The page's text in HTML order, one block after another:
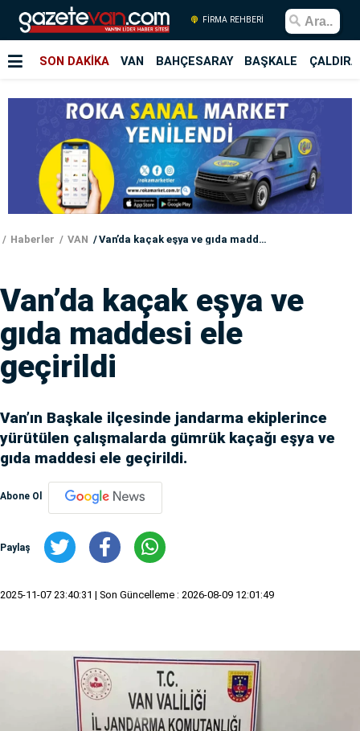
FİRMA REHBERİ
SON DAKİKA VAN BAHÇESARAY BAŞKALE
Haberler VAN Van’da kaçak eşya ve gıda maddesi ele geçirildi
Van’da kaçak eşya ve
gıda maddesi ele
geçirildi
Van’ın Başkale ilçesinde jandarma ekiplerince
yürütülen çalışmalarda gümrük kaçağı eşya ve
gıda maddesi ele geçirildi.
Abone Ol
Paylaş
2025-11-07 23:40:31 | Son Güncelleme : 2026-08-09 12:01:49